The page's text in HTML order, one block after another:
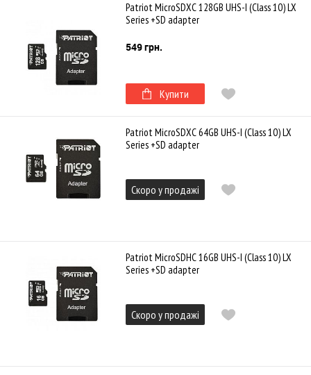
Patriot MicroSDXC 128GB UHS-I (Class 10) LX
Series +SD adapter
549 грн.
Купити
Patriot MicroSDXC 64GB UHS-I (Class 10) LX
Series +SD adapter
Скоро у продажі
Patriot MicroSDHC 16GB UHS-I (Class 10) LX
Series +SD adapter
Скоро у продажі